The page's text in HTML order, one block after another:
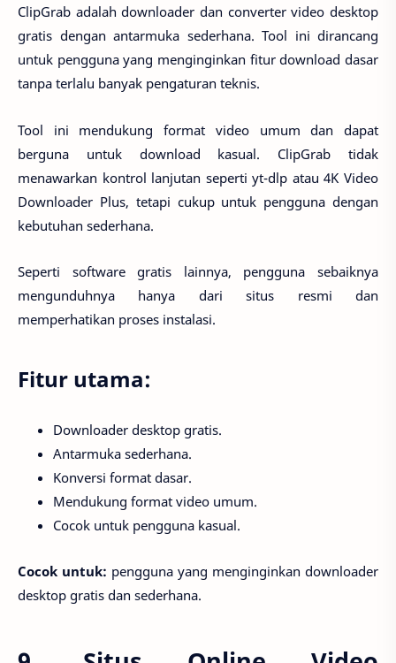
ClipGrab adalah downloader dan converter video desktop
gratis dengan antarmuka sederhana. Tool ini dirancang
untuk pengguna yang menginginkan fitur download dasar
tanpa terlalu banyak pengaturan teknis.
Tool ini mendukung format video umum dan dapat
berguna untuk download kasual. ClipGrab tidak
menawarkan kontrol lanjutan seperti yt-dlp atau 4K Video
Downloader Plus, tetapi cukup untuk pengguna dengan
kebutuhan sederhana.
Seperti software gratis lainnya, pengguna sebaiknya
mengunduhnya hanya dari situs resmi dan
memperhatikan proses instalasi.
Fitur utama:
Downloader desktop gratis.
Antarmuka sederhana.
Konversi format dasar.
Mendukung format video umum.
Cocok untuk pengguna kasual.
Cocok untuk: pengguna yang menginginkan downloader
desktop gratis dan sederhana.